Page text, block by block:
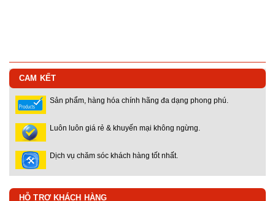
CAM KẾT
Sản phẩm, hàng hóa chính hãng đa dạng phong phú.
Luôn luôn giá rẻ & khuyến mại không ngừng.
Dịch vụ chăm sóc khách hàng tốt nhất.
HỖ TRỢ KHÁCH HÀNG